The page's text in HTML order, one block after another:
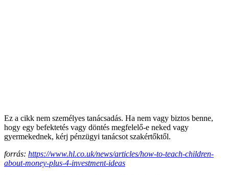
Ez a cikk nem személyes tanácsadás. Ha nem vagy biztos benne,
hogy egy befektetés vagy döntés megfelelő-e neked vagy
gyermekednek, kérj pénzügyi tanácsot szakértőktől.
forrás: https://www.hl.co.uk/news/articles/how-to-teach-children-
about-money-plus-4-investment-ideas